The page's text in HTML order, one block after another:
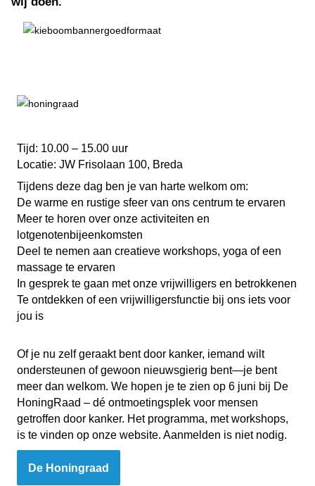
Tijd: 10.00 – 15.00 uur
Locatie: JW Frisolaan 100, Breda
Tijdens deze dag ben je van harte welkom om:
De warme en rustige sfeer van ons centrum te ervaren
Meer te horen over onze activiteiten en
lotgenotenbijeenkomsten
Deel te nemen aan creatieve workshops, yoga of een
massage te ervaren
In gesprek te gaan met onze vrijwilligers en betrokkenen
Te ontdekken of een vrijwilligersfunctie bij ons iets voor
jou is
Of je nu zelf geraakt bent door kanker, iemand wilt
ondersteunen of gewoon nieuwsgierig bent—je bent
meer dan welkom. We hopen je te zien op 6 juni bij De
HoningRaad – dé ontmoetingsplek voor mensen
getroffen door kanker. Het programma, met workshops,
is te vinden op onze website. Aanmelden is niet nodig.
De Honingraad